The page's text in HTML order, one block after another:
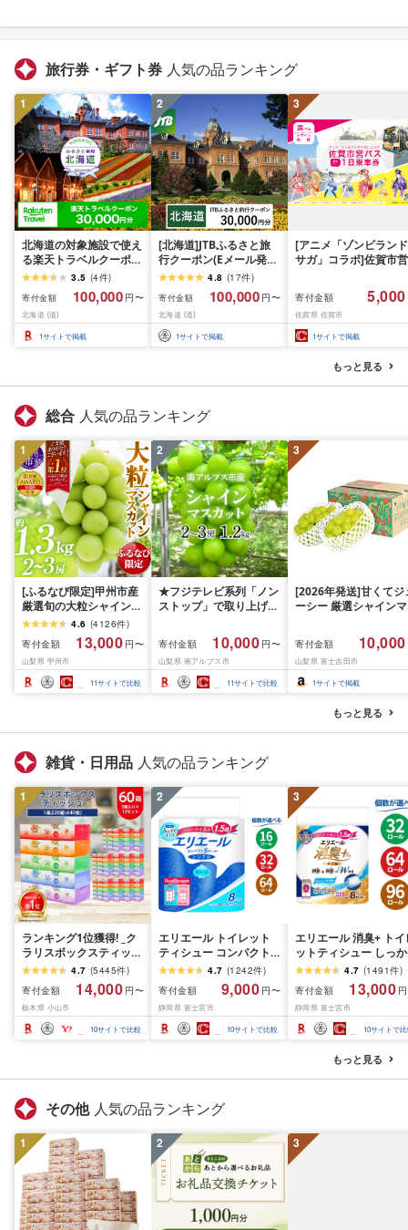
旅行券・ギフト券 人気の品ランキング
1
北海道の対象施設で使え
る楽天トラベルクーポン
寄付額100,000円
3.5 (4件)
寄付金額 100,000 円〜
北海道 (道)
1サイトで掲載
2
[北海道]JTBふるさと旅
行クーポン(Eメール発
行)30,000円分 旅行 トラ
ベル 宿泊 人気 おすすめ
JTBW030T
4.8 (17件)
寄付金額 100,000 円〜
北海道 (道)
1サイトで掲載
3
[アニメ「ゾンビランド
サガ」コラボ]佐賀市営
寄付金額 5,000
佐賀県 佐賀市
1サイトで掲載
もっと見る
総合 人気の品ランキング
1
[ふるなび限定]甲州市産
厳選旬の大粒シャインマ
スカット 約1.3kg 2〜3
房[2026年発送]
(MG)B12-472 FN-
Limited-VO シャインマ
スカット フルーツ
4.6 (4126件)
寄付金額
13,000 円〜
山梨県 甲州市
11サイトで比較
2
★フジテレビ系列「ノン
ストップ」で取り上げら
先行予約]南アルプス市
産シャインマスカット
1.2kg以上(2〜3房)ふる
さと納税 おすすめ 山梨
県 南アルプス市 送料無
寄付金額 10,000 円〜
山梨県 南アルプス市
11サイトで比較
3
[2026年発送]甘くてジ
ーシー 厳選シャインマ
月前半(1〜15日)から
月下旬までの発送) フ
ーツ ぶどう 果物 山梨
産 2026 旬 大粒 高級
寄付金額 10,000
山梨県 富士吉田市
1サイトで掲載
もっと見る
雑貨・日用品 人気の品ランキング
1
ランキング1位獲得! _ク
ラリスボックスティッシ
ュ60箱(1箱220組(440
枚))(5個入り×12セット)_
ティッシュ ティッシュ
ペーパー 日用品 常備品
生活用品 まとめ買い [配
送不可地域:離島・沖縄
4.7 (5445件)
寄付金額
14,000 円〜
栃木県 小山市
10サイトで比較
2
エリエール トイレット
ティシュー コンパクト
シングル [個数が選べ
る:16・32・64 ロール]
1.5倍巻 82.5m トイレッ
トペーパー シングル パ
ルプ100% 香りつき 日用
品 消耗品 備蓄 ふるさと
4.7 (1242件)
寄付金額
9,000 円〜
静岡県 富士宮市
10サイトで比較
3
エリエール 消臭+ トイ
ットティシュー しっか
り香るフレッシュクリ
の香り コンパクトダブ
ル [選べるロール数:32
64・96 ロール] 1.5倍
37.5m トイレットペー
パー ダブル パルプ
日用品 消耗品 備蓄 送
無料 静岡県 富士宮市
4.7 (1491件)
寄付金額
13,000
静岡県 富士宮市
10サイトで
もっと見る
その他 人気の品ランキング
1 2 3